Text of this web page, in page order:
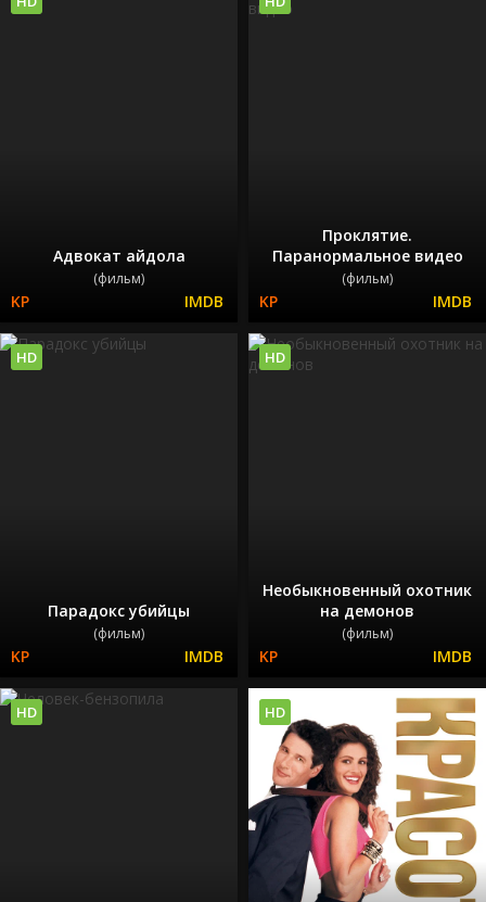
Адвокат айдола
(фильм)
Проклятие.
Паранормальное видео
(фильм)
Парадокс убийцы
(фильм)
HD
Необыкновенный охотник
на демонов
(фильм)
HD
HD HD